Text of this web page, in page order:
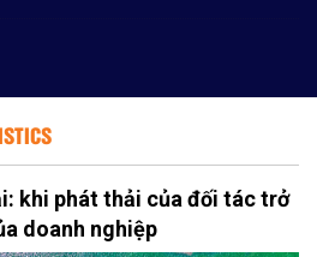
khi phát thải của đối tác trở
doanh nghiệp